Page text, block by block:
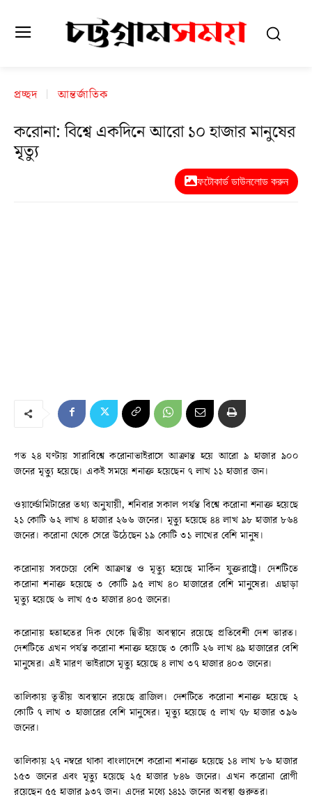
প্রচ্ছদ আন্তর্জাতিক
করোনা: বিশ্বে একদিনে আরো ১০ হাজার মানুষের
মৃত্যু
ফটোকার্ড ডাউনলোড করুন
গত ২৪ ঘণ্টায় সারাবিশ্বে করোনাভাইরাসে আক্রান্ত হয়ে আরো ৯ হাজার ৯০০
জনের মৃত্যু হয়েছে। একই সময়ে শনাক্ত হয়েছেন ৭ লাখ ১১ হাজার জন।
ওয়ার্ল্ডোমিটারের তথ্য অনুযায়ী, শনিবার সকাল পর্যন্ত বিশ্বে করোনা শনাক্ত হয়েছে
২১ কোটি ৬২ লাখ ৪ হাজার ২৬৬ জনের। মৃত্যু হয়েছে ৪৪ লাখ ৯৮ হাজার ৮৬৪
জনের। করোনা থেকে সেরে উঠেছেন ১৯ কোটি ৩১ লাখের বেশি মানুষ।
করোনায় সবচেয়ে বেশি আক্রান্ত ও মৃত্যু হয়েছে মার্কিন যুক্তরাষ্ট্রে। দেশটিতে
করোনা শনাক্ত হয়েছে ৩ কোটি ৯৫ লাখ ৪০ হাজারের বেশি মানুষের। এছাড়া
মৃত্যু হয়েছে ৬ লাখ ৫৩ হাজার ৪০৫ জনের।
করোনায় হতাহতের দিক থেকে দ্বিতীয় অবস্থানে রয়েছে প্রতিবেশী দেশ ভারত।
দেশটিতে এখন পর্যন্ত করোনা শনাক্ত হয়েছে ৩ কোটি ২৬ লাখ ৪৯ হাজারের বেশি
মানুষের। এই মারণ ভাইরাসে মৃত্যু হয়েছে ৪ লাখ ৩৭ হাজার ৪০৩ জনের।
তালিকায় তৃতীয় অবস্থানে রয়েছে ব্রাজিল। দেশটিতে করোনা শনাক্ত হয়েছে ২
কোটি ৭ লাখ ৩ হাজারের বেশি মানুষের। মৃত্যু হয়েছে ৫ লাখ ৭৮ হাজার ৩৯৬
জনের।
তালিকায় ২৭ নম্বরে থাকা বাংলাদেশে করোনা শনাক্ত হয়েছে ১৪ লাখ ৮৬ হাজার
১৫৩ জনের এবং মৃত্যু হয়েছে ২৫ হাজার ৮৪৬ জনের। এখন করোনা রোগী
রয়েছেন ৫৫ হাজার ৯৩৭ জন। এদের মধ্যে ১৪১১ জনের অবস্থা গুরুতর।